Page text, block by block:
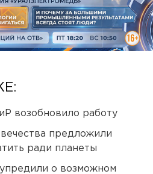
возобновило работу
предложили
ради планеты
о возможном